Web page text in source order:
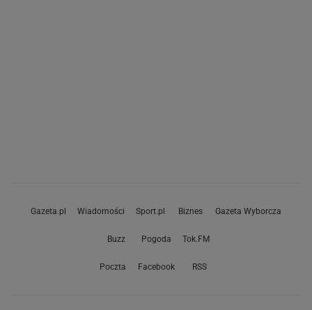
Gazeta.pl Wiadomości Sport.pl Biznes Gazeta Wyborcza
Buzz Pogoda Tok.FM
Poczta Facebook RSS